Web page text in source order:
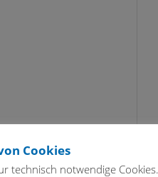
Cookies
technisch notwendige Cookies.